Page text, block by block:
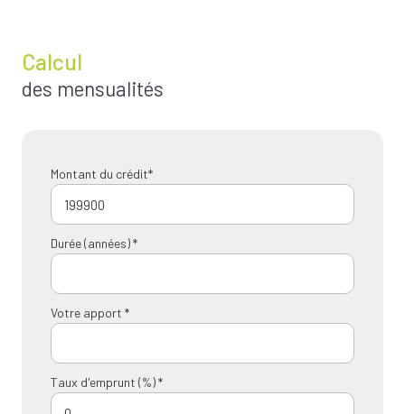
Calcul
des mensualités
Montant du crédit*
Durée (années) *
Votre apport *
Taux d'emprunt (%) *